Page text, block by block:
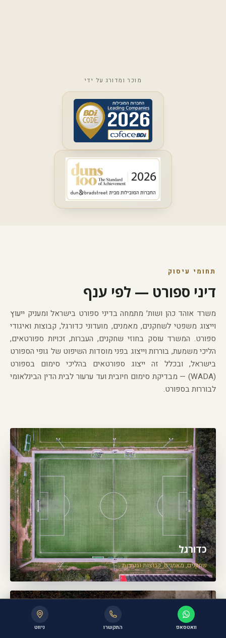
מוכר ומדורג על ידי
תחומי עיסוק
דיני ספורט — לפי ענף
משרד אוהד כהן ושות׳ מתמחה בדיני ספורט בישראל ומעניק ייעוץ
וייצוג משפטי לשחקנים, מאמנים, מועדוני כדורגל, קבוצות ואיגודי
ספורט. המשרד עוסק בחוזי שחקנים, העברות, זכויות ספורטאים,
הליכי משמעת, בוררות וייצוג בפני מוסדות השיפוט של גופי הספורט
בישראל, ובכלל זה ייצוג ספורטאים בהליכי סימום בספורט
(WADA) — מבדיקת סימום חיובית ועד ערעור לבית הדין הבינלאומי
לבוררות בספורט.
כדורגל
שחקנים, מאמנים, קבוצות ובוררות
וואטסאפ התקשרו ניווט